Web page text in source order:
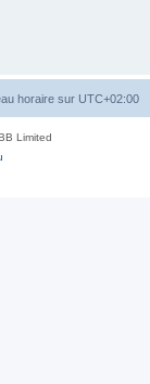
horaire sur UTC+02:00
Limited